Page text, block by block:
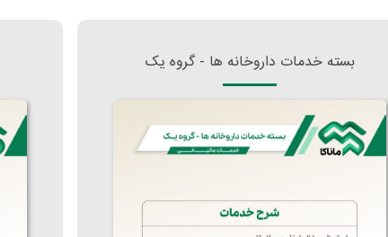
بسته خدمات داروخانه ها - گروه یک